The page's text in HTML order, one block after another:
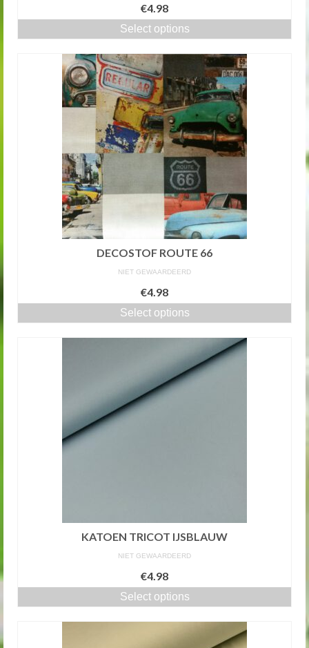
€4.98
Select options
DECOSTOF ROUTE 66
NIET GEWAARDEERD
€4.98
Select options
KATOEN TRICOT IJSBLAUW
NIET GEWAARDEERD
€4.98
Select options